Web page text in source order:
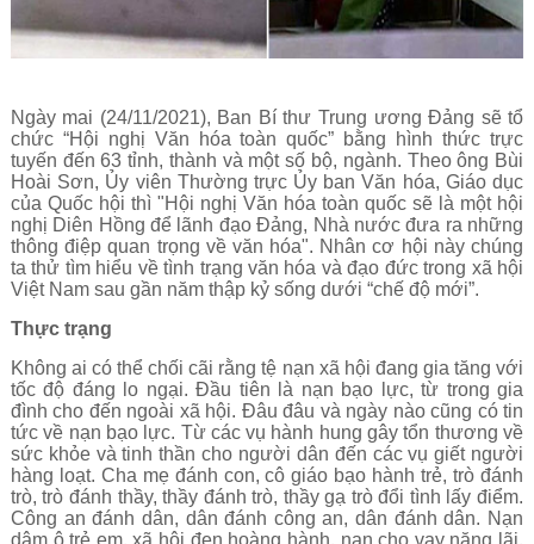
Ngày mai (24/11/2021), Ban Bí thư Trung ương Đảng sẽ tổ
chức “Hội nghị Văn hóa toàn quốc” bằng hình thức trực
tuyến đến 63 tỉnh, thành và một số bộ, ngành. Theo ông Bùi
Hoài Sơn, Ủy viên Thường trực Ủy ban Văn hóa, Giáo dục
của Quốc hội thì "Hội nghị Văn hóa toàn quốc sẽ là một hội
nghị Diên Hồng để lãnh đạo Đảng, Nhà nước đưa ra những
thông điệp quan trọng về văn hóa". Nhân cơ hội này chúng
ta thử tìm hiểu về tình trạng văn hóa và đạo đức trong xã hội
Việt Nam sau gần năm thập kỷ sống dưới “chế độ mới”.
Thực trạng
Không ai có thể chối cãi rằng tệ nạn xã hội đang gia tăng với
tốc độ đáng lo ngại. Đầu tiên là nạn bạo lực, từ trong gia
đình cho đến ngoài xã hội. Đâu đâu và ngày nào cũng có tin
tức về nạn bạo lực. Từ các vụ hành hung gây tổn thương về
sức khỏe và tinh thần cho người dân đến các vụ giết người
hàng loạt. Cha mẹ đánh con, cô giáo bạo hành trẻ, trò đánh
trò, trò đánh thầy, thầy đánh trò, thầy gạ trò đổi tình lấy điểm.
Công an đánh dân, dân đánh công an, dân đánh dân. Nạn
dâm ô trẻ em, xã hội đen hoàng hành, nạn cho vay nặng lãi,